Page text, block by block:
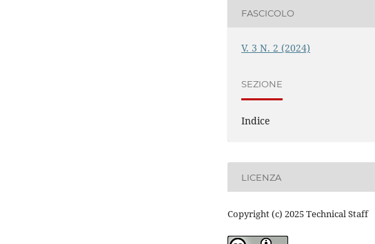
FASCICOLO
V. 3 N. 2 (2024)
SEZIONE
Indice
LICENZA
Copyright (c) 2025 Technical Staff